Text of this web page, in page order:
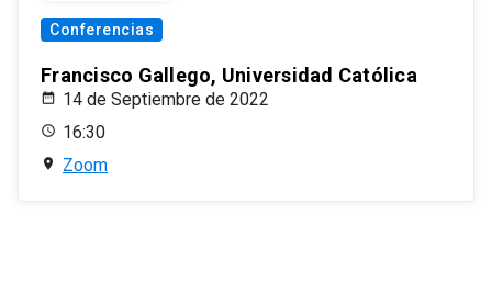
Conferencias
Francisco Gallego, Universidad Católica
14 de Septiembre de 2022
16:30
Zoom